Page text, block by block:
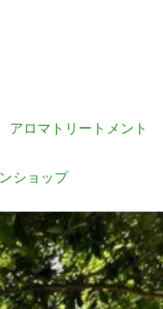
アロマトリートメント
ショップ